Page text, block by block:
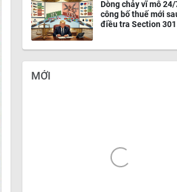
Dòng chảy vĩ mô
công bố thuế mới
điều tra Section 301
MỚI